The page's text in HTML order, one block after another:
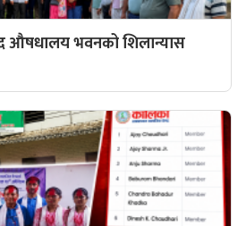
औषधालय भवनको शिलान्यास